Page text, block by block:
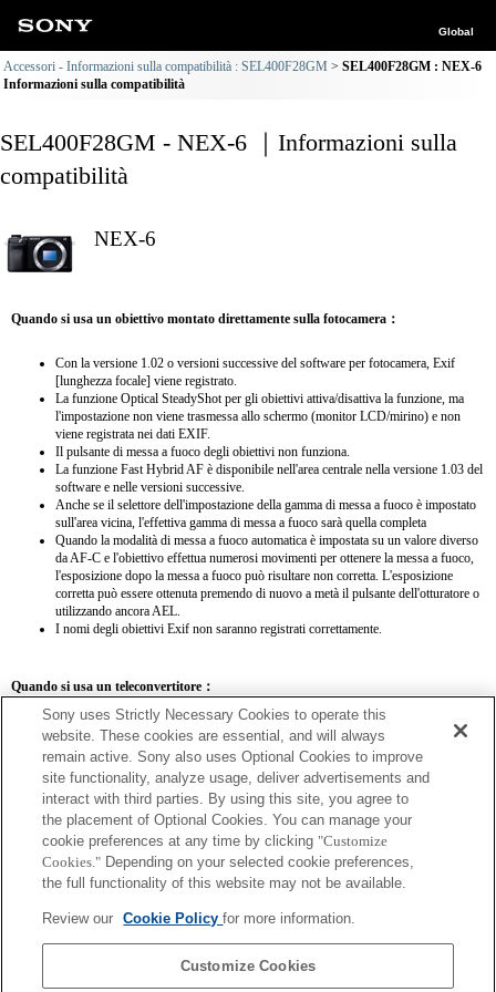
Global
Accessori - Informazioni sulla compatibilità : SEL400F28GM
SEL400F28GM : NEX-6
Informazioni sulla compatibilità
SEL400F28GM - NEX-6 ｜Informazioni sulla
compatibilità
NEX-6
Quando si usa un obiettivo montato direttamente sulla fotocamera：
Con la versione 1.02 o versioni successive del software per fotocamera, Exif
[lunghezza focale] viene registrato.
La funzione Optical SteadyShot per gli obiettivi attiva/disattiva la funzione, ma
l'impostazione non viene trasmessa allo schermo (monitor LCD/mirino) e non
viene registrata nei dati EXIF.
Il pulsante di messa a fuoco degli obiettivi non funziona.
La funzione Fast Hybrid AF è disponibile nell'area centrale nella versione 1.03 del
software e nelle versioni successive.
Anche se il selettore dell'impostazione della gamma di messa a fuoco è impostato
sull'area vicina, l'effettiva gamma di messa a fuoco sarà quella completa
Quando la modalità di messa a fuoco automatica è impostata su un valore diverso
da AF-C e l'obiettivo effettua numerosi movimenti per ottenere la messa a fuoco,
l'esposizione dopo la messa a fuoco può risultare non corretta. L'esposizione
corretta può essere ottenuta premendo di nuovo a metà il pulsante dell'otturatore o
utilizzando ancora AEL.
I nomi degli obiettivi Exif non saranno registrati correttamente.
Quando si usa un teleconvertitore：
SEL14TC SEL20TC
SEL14TC
La fotocamera potrebbe risultare fuori fuoco se è impostata su AF continuo.
La lunghezza focale e l'apertura massima per il nome Exif dell'obiettivo saranno
per l'ingrandimento pari a 10 o superiori non verranno visualizzati correttamente.
Sony uses Strictly Necessary Cookies to operate this
website. These cookies are essential, and will always
remain active. Sony also uses Optional Cookies to improve
site functionality, analyze usage, deliver advertisements and
interact with third parties. By using this site, you agree to
the placement of Optional Cookies. You can manage your
cookie preferences at any time by clicking "Customize
Cookies." Depending on your selected cookie preferences,
the full functionality of this website may not be available.
Review our Cookie Policyfor more information.
Customize Cookies